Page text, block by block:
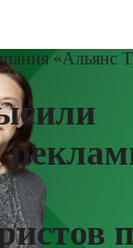
«Альянс